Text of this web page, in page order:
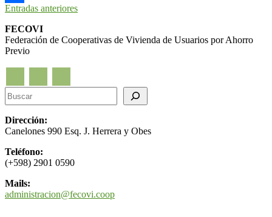
Compartir
Navegación
de
entradas
Entradas anteriores
FECOVI
Federación de Cooperativas de Vivienda de Usuarios por Ahorro
Previo
Buscar
Dirección:
Canelones 990 Esq. J. Herrera y Obes
Teléfono:
(+598) 2901 0590
Mails:
administracion@fecovi.coop